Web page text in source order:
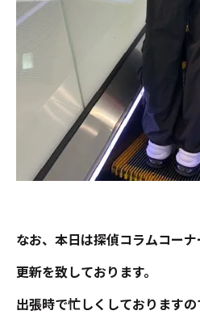
なお、本日は探偵コラムコー
更新を致しております。
出張時で忙しくしております